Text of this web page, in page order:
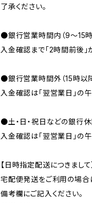
了承ください。
●銀行営業時間内（9〜15時
入金確認まで「2時間前後」
●銀行営業時間外（15時以
入金確認は「翌営業日」の午
●土・日・祝日などの銀行
入金確認は「翌営業日」の午
【日時指定配送につきまして】
宅配便発送をご利用の場合
備考欄にご記入ください。